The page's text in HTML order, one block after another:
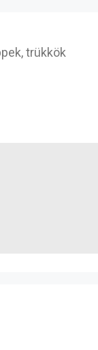
trükkök